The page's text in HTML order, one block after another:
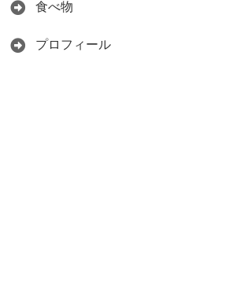
食べ物
プロフィール